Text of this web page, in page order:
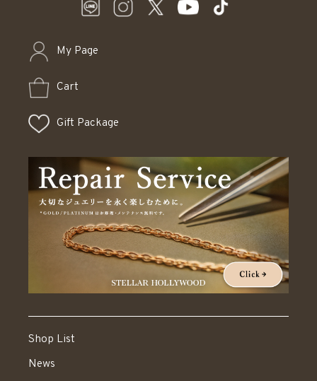
My Page
Cart
Gift Package
Shop List
News